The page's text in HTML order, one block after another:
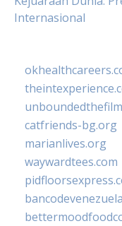
Internasional
catfriends-bg.org
marianlives.org
waywardtees.com